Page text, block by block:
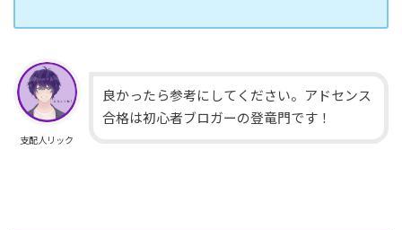
支配人リック
良かったら参考にしてください。アドセンス
合格は初心者ブロガーの登竜門です！